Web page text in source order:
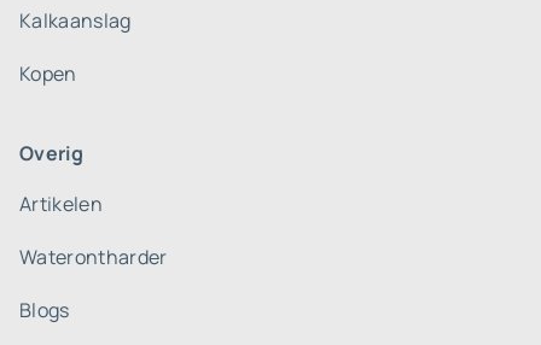
Kalkaanslag
Kopen
Overig
Artikelen
Waterontharder
Blogs